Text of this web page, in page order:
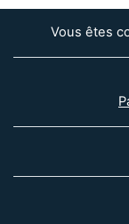
Vous êtes